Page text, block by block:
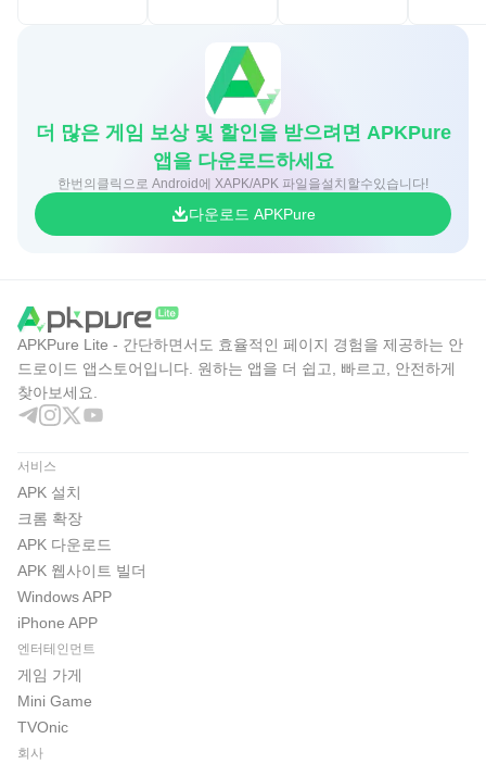
저사양 기기에서는 부담이 될 수 있음
PvP 중심 구조의 진입 장벽
꾸준한 시간 투자가 필요함
APKPure에서 리니지2M APK 받기
Wi-Fi 환경에서 받는 편이 안정적입니다. 다운로드 중에는
저장 공간을 넉넉히 비워 두는 것이 좋고, 설치 후 추가 데이
터 확인이나 업데이트가 이어질 수 있습니다.
리니지2M APK를 설치한 뒤에는 캐릭터 생성, 클래스 선택,
초반 필드 사냥 순서로 게임 흐름을 익히게 됩니다. 혈맹 콘
텐츠까지 오래 즐길 계획이라면 기기 발열과 배터리 사용량
도 함께 확인해 두면 더 편하게 플레이할 수 있습니다.
더 많은 게임 보상 및 할인을 받으려면 APKPure
앱을 다운로드하세요
한번의클릭으로 Android에 XAPK/APK 파일을설치할수있습니다!
다운로드 APKPure
APKPure Lite - 간단하면서도 효율적인 페이지 경험을 제공하는 안
드로이드 앱스토어입니다. 원하는 앱을 더 쉽고, 빠르고, 안전하게
찾아보세요.
서비스
APK 설치
크롬 확장
APK 다운로드
APK 웹사이트 빌더
Windows APP
iPhone APP
엔터테인먼트
게임 가게
Mini Game
TVOnic
회사